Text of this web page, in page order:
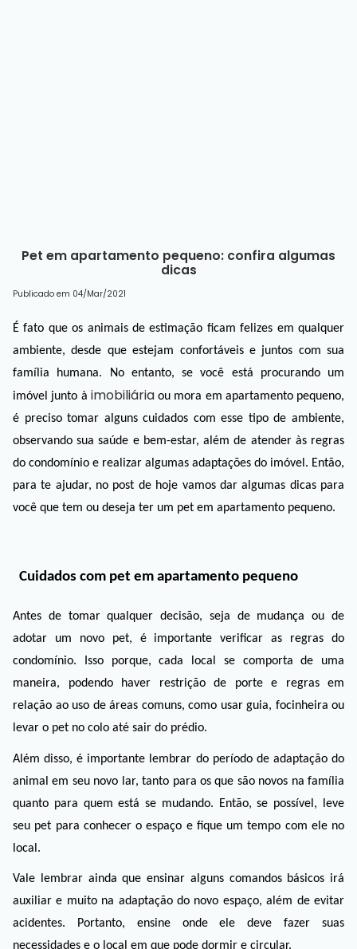
Pet em apartamento pequeno: confira algumas
dicas
Publicado em 04/Mar/2021
É fato que os animais de estimação ficam felizes em qualquer
ambiente, desde que estejam confortáveis e juntos com sua
família humana. No entanto, se você está procurando um
imóvel junto à imobiliária ou mora em apartamento pequeno,
é preciso tomar alguns cuidados com esse tipo de ambiente,
observando sua saúde e bem-estar, além de atender às regras
do condomínio e realizar algumas adaptações do imóvel. Então,
para te ajudar, no post de hoje vamos dar algumas dicas para
você que tem ou deseja ter um pet em apartamento pequeno.
Cuidados com pet em apartamento pequeno
Antes de tomar qualquer decisão, seja de mudança ou de
adotar um novo pet, é importante verificar as regras do
condomínio. Isso porque, cada local se comporta de uma
maneira, podendo haver restrição de porte e regras em
relação ao uso de áreas comuns, como usar guia, focinheira ou
levar o pet no colo até sair do prédio.
Além disso, é importante lembrar do período de adaptação do
animal em seu novo lar, tanto para os que são novos na família
quanto para quem está se mudando. Então, se possível, leve
seu pet para conhecer o espaço e fique um tempo com ele no
local.
Vale lembrar ainda que ensinar alguns comandos básicos irá
auxiliar e muito na adaptação do novo espaço, além de evitar
acidentes. Portanto, ensine onde ele deve fazer suas
necessidades e o local em que pode dormir e circular.